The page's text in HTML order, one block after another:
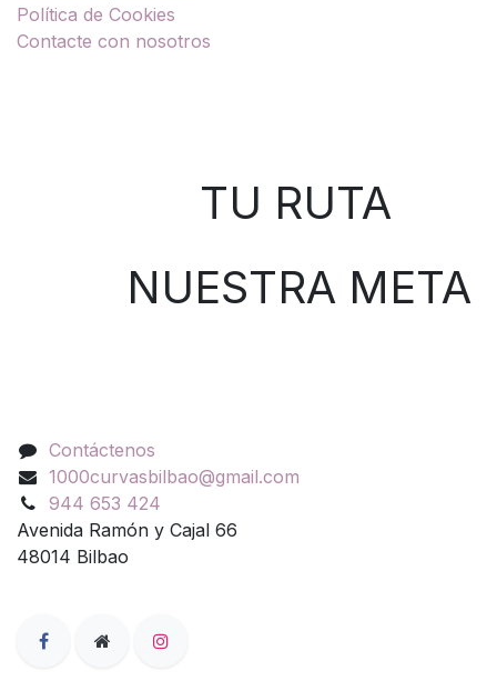
Política de Cookies
Contacte con nosotros
TU RUTA
NUESTRA META
Contáctenos
1000curvasbilbao@gmail.com
944 653 424
Avenida Ramón y Cajal 66
48014 Bilbao